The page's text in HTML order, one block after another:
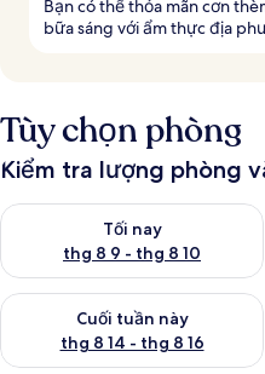
Bạn có thể thỏa mãn cơn
bữa sáng với ẩm thực địa
Tùy chọn phòng
Kiểm tra lượng phòng
Tối nay
thg 8 9 - thg 8 10
Kiểm tra lượng phòng tối nay
Cuối tuần này
thg 8 14 - thg 8 16
Kiểm tra lượng phòng cuối